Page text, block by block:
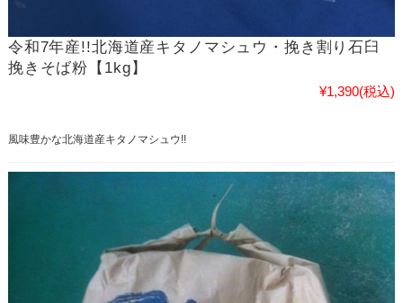
令和7年産!!北海道産キタノマシュウ・挽き割り石臼
挽きそば粉【1kg】
¥1,390(税込)
風味豊かな北海道産キタノマシュウ!!